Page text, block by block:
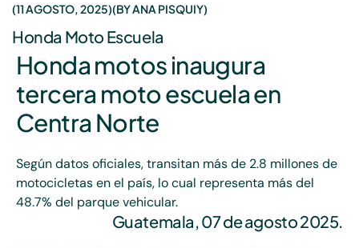
11 AGOSTO, 2025 BYANA PISQUIY
Honda Moto Escuela
Honda motos inaugura
tercera moto escuela en
Centra Norte
Según datos oficiales, transitan más de 2.8 millones de
motocicletas en el país, lo cual representa más del
48.7% del parque vehicular.
Guatemala, 07 de agosto 2025.